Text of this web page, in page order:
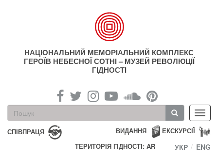
НАЦІОНАЛЬНИЙ МЕМОРІАЛЬНИЙ КОМПЛЕКС
ГЕРОЇВ НЕБЕСНОЇ СОТНІ – МУЗЕЙ РЕВОЛЮЦІЇ
ГІДНОСТІ
Пошукова
форма
Пошук
СПІВПРАЦЯ ЕКСКУРСІЇ
ВИДАННЯ
ТЕРИТОРІЯ ГІДНОСТІ: AR
УКР ENG